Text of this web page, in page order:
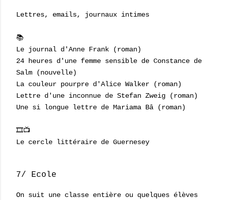
Lettres, emails, journaux intimes
📚
Le journal d'Anne Frank (roman)
24 heures d'une femme sensible de Constance de
Salm (nouvelle)
La couleur pourpre d'Alice Walker (roman)
Lettre d'une inconnue de Stefan Zweig (roman)
Une si longue lettre de Mariama Bâ (roman)
🎞📺
Le cercle littéraire de Guernesey
7/ Ecole
On suit une classe entière ou quelques élèves